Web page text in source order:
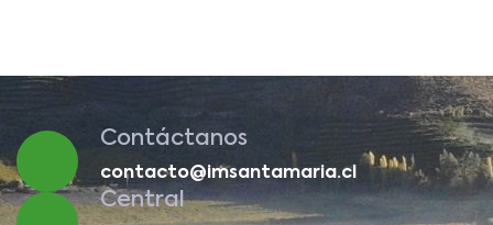
Contáctanos
contacto@imsantamaria.cl
Central